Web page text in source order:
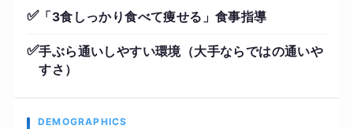
✅「3食しっかり食べて痩せる」食事指導
✅手ぶら通いしやすい環境（大手ならではの通いや
すさ）
DEMOGRAPHICS